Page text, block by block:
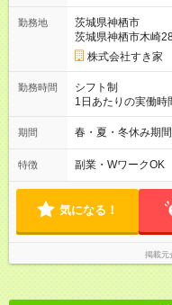
同時給）
勤務地
茨城県神栖市
茨城県神栖市木崎
株式会社すき家
勤務時間
シフト制
1日あたりの実働
週2日～・1日2h～
のみ勤務可能です（18
す。 必ず、2名以
す。
期間 春・夏・冬休み期
特徴 副業・WワークOK
気になる！
掲載元